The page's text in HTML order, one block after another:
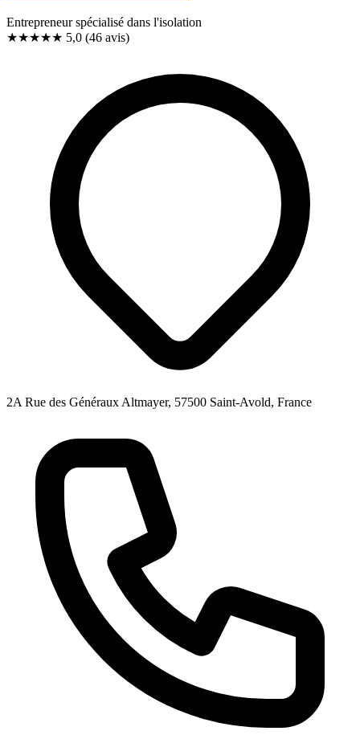
Entrepreneur spécialisé dans l'isolation
★★★★★ 5,0 (46 avis)
2A Rue des Généraux Altmayer, 57500 Saint-Avold, France